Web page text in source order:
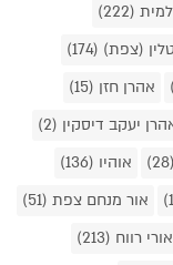
(222)
(צפת) (174)
אהרן חזן (15)
יעקב דיסקין (2)
אוהיו (136)
אור מנחם צפת (51)
אורי רווח (213)